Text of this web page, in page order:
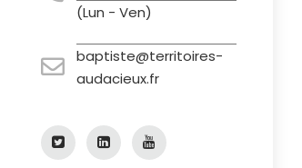
(Lun - Ven)
baptiste@territoires-
audacieux.fr